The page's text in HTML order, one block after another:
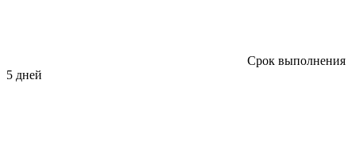
Срок выполнения
5 дней